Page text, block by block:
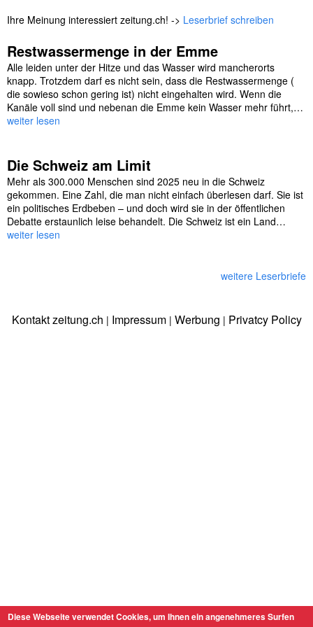
Ihre Meinung interessiert zeitung.ch! -> Leserbrief schreiben
Restwassermenge in der Emme
Alle leiden unter der Hitze und das Wasser wird mancherorts
knapp. Trotzdem darf es nicht sein, dass die Restwassermenge (
die sowieso schon gering ist) nicht eingehalten wird. Wenn die
Kanäle voll sind und nebenan die Emme kein Wasser mehr führt,…
weiter lesen
Die Schweiz am Limit
Mehr als 300.000 Menschen sind 2025 neu in die Schweiz
gekommen. Eine Zahl, die man nicht einfach überlesen darf. Sie ist
ein politisches Erdbeben – und doch wird sie in der öffentlichen
Debatte erstaunlich leise behandelt. Die Schweiz ist ein Land…
weiter lesen
weitere Leserbriefe
Kontakt zeitung.ch | Impressum| Werbung | Privatcy Policy
Diese Webseite verwendet Cookies, um Ihnen ein angenehmeres Surfen